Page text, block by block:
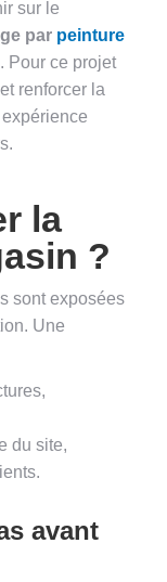
sur le
par peinture
. Pour ce projet
renforcer la
la
?
sont exposées
Une
du site,
avant